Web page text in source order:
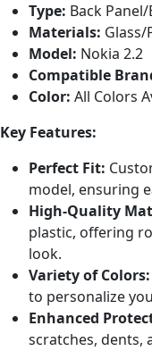
Type: Back
Materials: Glass/
Model: Nokia 2.2
Compatible
Color: All Colors
Key Features:
Perfect Fit:
model, ensuring
High-Quality
plastic, offering
look.
Variety of Colors:
to personalize
Enhanced
scratches, dents,